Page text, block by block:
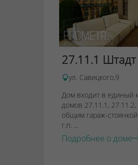
27.11.1
ул. Савицкого,9
Дом входит в единый
домов 27.11.1, 27.11.2,
общим гараж-
г.п. ...
Подробнее о доме